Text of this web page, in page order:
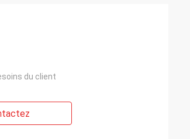
du client